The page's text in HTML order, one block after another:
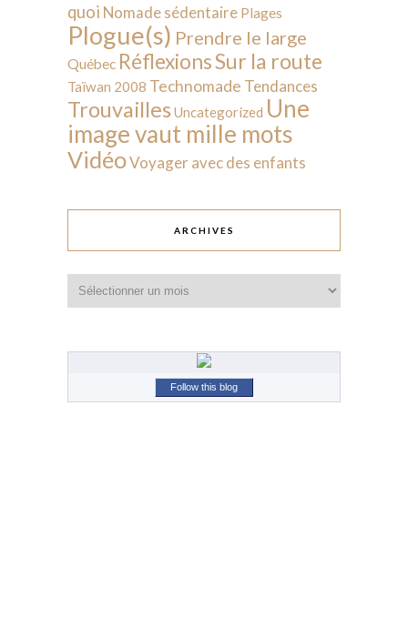
quoi Nomade sédentaire Plages
Plogue(s) Prendre le large
Québec RéflexionsSur la route
Taïwan 2008 Technomade Tendances
Trouvailles Uncategorized Une
image vaut mille mots
VidéoVoyager avec des enfants
ARCHIVES
Follow this blog